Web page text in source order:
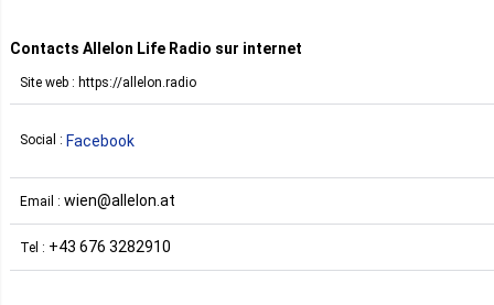
Contacts Allelon Life Radio sur internet
Site web : https://allelon.radio
Social : Facebook
Email : wien@allelon.at
Tel : +43 676 3282910